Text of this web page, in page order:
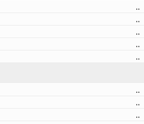
..
..
..
..
..
..
..
..